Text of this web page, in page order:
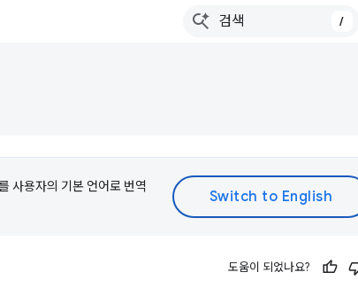
/
사용자의 기본 언어로 번역
도움이 되었나요?